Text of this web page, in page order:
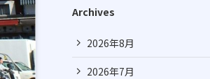
Archives
2026年8月
2026年7月